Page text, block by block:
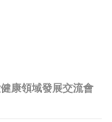
康領域發展交流會